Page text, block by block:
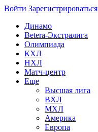
Войти Зарегиcтрироваться
Динамо
Betera-Экстралига
Олимпиада
КХЛ
НХЛ
Матч-центр
Еще
Высшая лига
ВХЛ
МХЛ
Америка
Европа